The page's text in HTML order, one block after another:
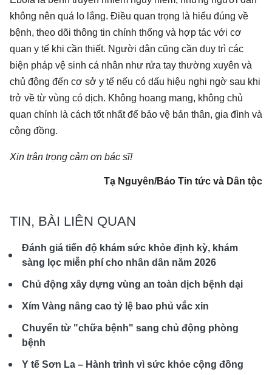
không nên quá lo lắng. Điều quan trọng là hiểu đúng về
bệnh, theo dõi thông tin chính thống và hợp tác với cơ
quan y tế khi cần thiết. Người dân cũng cần duy trì các
biện pháp vệ sinh cá nhân như rửa tay thường xuyên và
chủ động đến cơ sở y tế nếu có dấu hiệu nghi ngờ sau khi
trở về từ vùng có dịch. Không hoang mang, không chủ
quan chính là cách tốt nhất để bảo vệ bản thân, gia đình và
cộng đồng.
Xin trân trọng cảm ơn bác sĩ!
Tạ Nguyên/Báo Tin tức và Dân tộc
TIN, BÀI LIÊN QUAN
Đánh giá tiến độ khám sức khỏe định kỳ, khám
sàng lọc miễn phí cho nhân dân năm 2026
Chủ động xây dựng vùng an toàn dịch bệnh dại
Xím Vàng nâng cao tỷ lệ bao phủ vắc xin
Chuyển từ "chữa bệnh" sang chủ động phòng
bệnh
Y tế Sơn La – Hành trình vì sức khỏe cộng đồng